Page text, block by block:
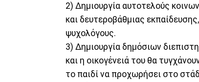
2) Δημιουργία αυτοτελούς
και δευτεροβάθμιας
ψυχολόγους.
3) Δημιουργία δημόσιων
και η οικογένειά του θα
το παιδί να προχωρήσει στο